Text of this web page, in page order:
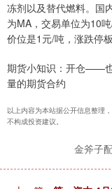
冻剂以及替代燃料。国
为MA，交易单位为10
价位是1元/吨，涨跌停
期货小知识：开仓——
量的期货合约
以上内容为本站据公开信息整理
不构成投资建议。
金斧子